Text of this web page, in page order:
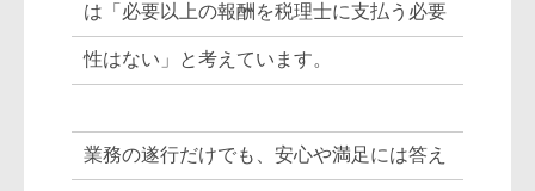
は「必要以上の報酬を税理士に支払う必要
性はない」と考えています。
業務の遂行だけでも、安心や満足には答え